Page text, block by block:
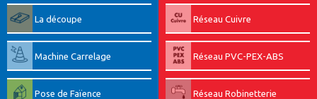
La découpe
Machine Carrelage
Pose de Faïence
Réseau Cuivre
Réseau PVC-PEX-ABS
Réseau Robinetterie